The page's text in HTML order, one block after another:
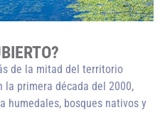
de la mitad del territorio
la primera década del 2000,
humedales, bosques nativos y